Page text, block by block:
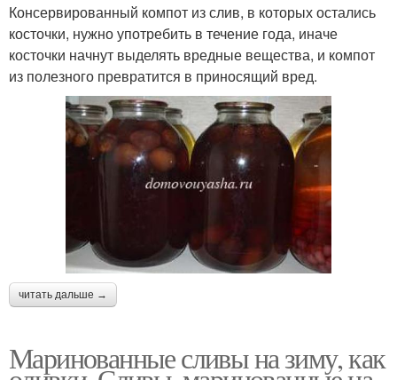
Консервированный компот из слив, в которых остались
косточки, нужно употребить в течение года, иначе
косточки начнут выделять вредные вещества, и компот
из полезного превратится в приносящий вред.
читать дальше →
Маринованные сливы на зиму, как